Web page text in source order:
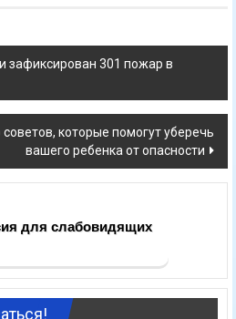
зафиксирован 301 пожар в
которые помогут уберечь
вашего ребенка от опасности
для слабовидящих